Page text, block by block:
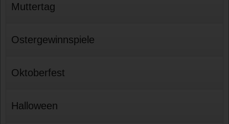
Muttertag
Ostergewinnspiele
Oktoberfest
Halloween